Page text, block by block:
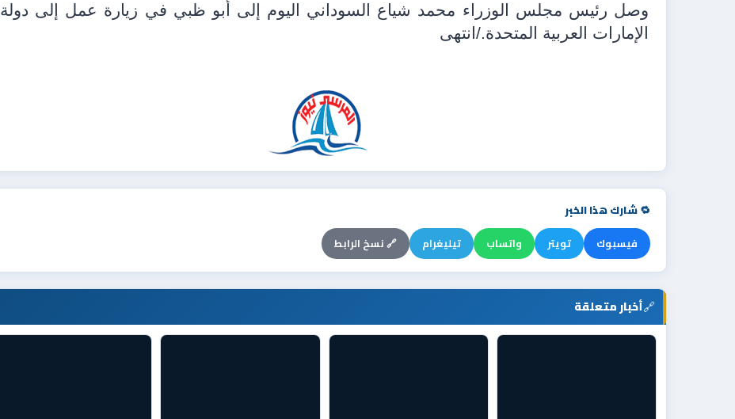
وصل رئيس مجلس الوزراء محمد شياع السوداني اليوم إلى أبو ظبي في زيارة عمل إلى دولة
الإمارات العربية المتحدة./انتهى
🔁 شارك هذا الخبر
فيسبوك تويتر واتساب تيليغرام 🔗 نسخ الرابط
🔗أخبار متعلقة